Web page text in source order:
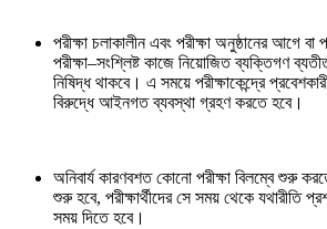
পরীক্ষা চলাকালীন এবং পরীক্ষা অনুষ্ঠানের আগে বা
পরীক্ষা–সংশ্লিষ্ট কাজে নিয়োজিত ব্যক্তিগণ
নিষিদ্ধ থাকবে। এ সময়ে পরীক্ষাকেন্দ্রে
বিরুদ্ধে আইনগত ব্যবস্থা গ্রহণ করতে হবে।
অনিবার্য কারণবশত কোনো পরীক্ষা বিলম্বে শুরু
শুরু হবে, পরীক্ষার্থীদের সে সময় থেকে যথারীতি
সময় দিতে হবে।